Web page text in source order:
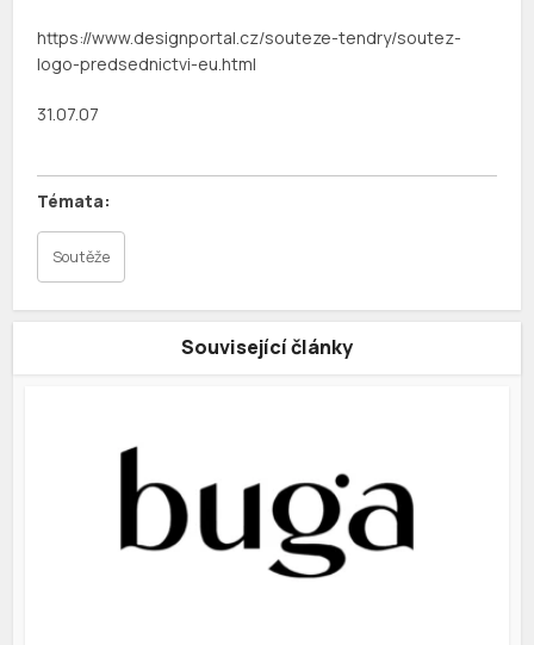
https://www.designportal.cz/souteze-tendry/soutez-
logo-predsednictvi-eu.html
31.07.07
Soutěže
Související články